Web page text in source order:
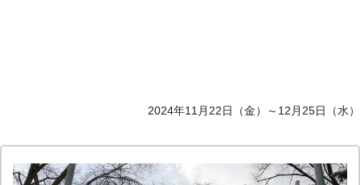
2024年11月22日（金）～12月25日（水）